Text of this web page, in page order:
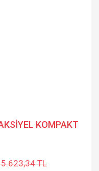
KOMPAKT
TL